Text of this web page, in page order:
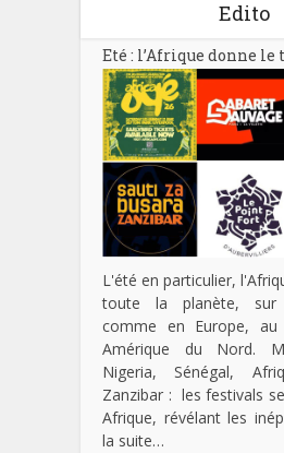
Edito
Eté : l’Afrique donne le
L'été en particulier,
toute la planète, sur
comme en Europe,
Amérique du Nord.
Nigeria, Sénégal,
Zanzibar : les festivals
Afrique, révélant les
la suite…